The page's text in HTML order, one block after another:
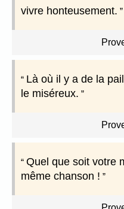
vivre honteusement.
Là où il y a de la
le miséreux.
Quel que soit votre
même chanson !